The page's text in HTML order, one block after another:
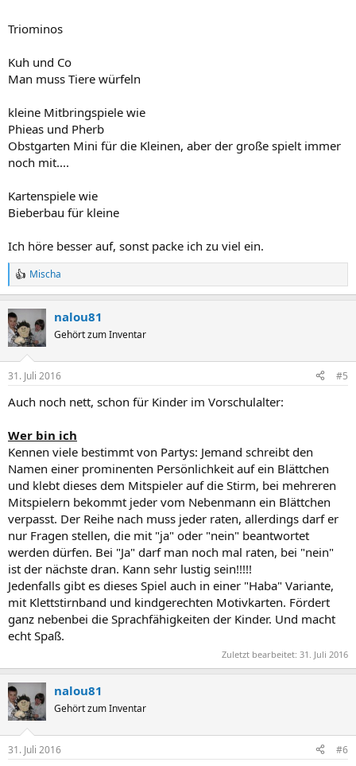
Triominos
Kuh und Co
Man muss Tiere würfeln
kleine Mitbringspiele wie
Phieas und Pherb
Obstgarten Mini für die Kleinen, aber der große spielt immer
noch mit....
Kartenspiele wie
Bieberbau für kleine
Ich höre besser auf, sonst packe ich zu viel ein.
R
e
c
t
i
s
Mischa
nalou81
Gehört zum Inventar
31. Juli 2016 #5
Auch noch nett, schon für Kinder im Vorschulalter:
Wer bin ich
Kennen viele bestimmt von Partys: Jemand schreibt den
Namen einer prominenten Persönlichkeit auf ein Blättchen
und klebt dieses dem Mitspieler auf die Stirm, bei mehreren
Mitspielern bekommt jeder vom Nebenmann ein Blättchen
verpasst. Der Reihe nach muss jeder raten, allerdings darf er
nur Fragen stellen, die mit "ja" oder "nein" beantwortet
werden dürfen. Bei "Ja" darf man noch mal raten, bei "nein"
ist der nächste dran. Kann sehr lustig sein!!!!!
Jedenfalls gibt es dieses Spiel auch in einer "Haba" Variante,
mit Klettstirnband und kindgerechten Motivkarten. Fördert
ganz nebenbei die Sprachfähigkeiten der Kinder. Und macht
echt Spaß.
Zuletzt bearbeitet: 31. Juli 2016
nalou81
Gehört zum Inventar
31. Juli 2016 #6